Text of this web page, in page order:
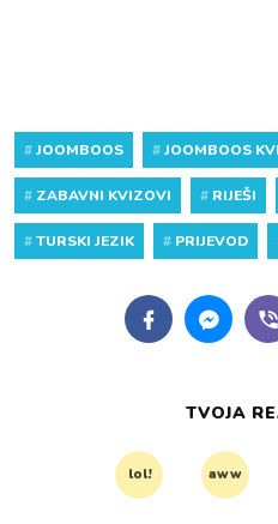
#JOOMBOOS #JOOMBOOS
# ZABAVNI KVIZOVI # RIJEŠI
#TURSKI JEZIK # PRIJEVOD
TVOJA
lol! aww